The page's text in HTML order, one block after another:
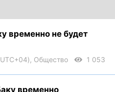
временно не будет
Общество 1 053
временно